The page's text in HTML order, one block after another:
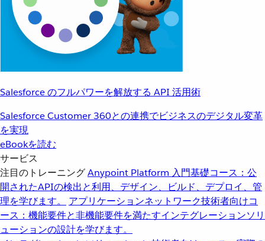
Salesforce のフルパワーを解放する API 活用術
Salesforce Customer 360との連携でビジネスのデジタル変革
を実現
eBookを読む
サービス
注目のトレーニングAnypoint Platform 入門基礎コース：公
開されたAPIの検出と利用、デザイン、ビルド、デプロイ、管
理を学びます。
アプリケーションネットワーク技術者向けコ
ース：機能要件と非機能要件を満たすインテグレーションソリ
ューションの設計を学びます。